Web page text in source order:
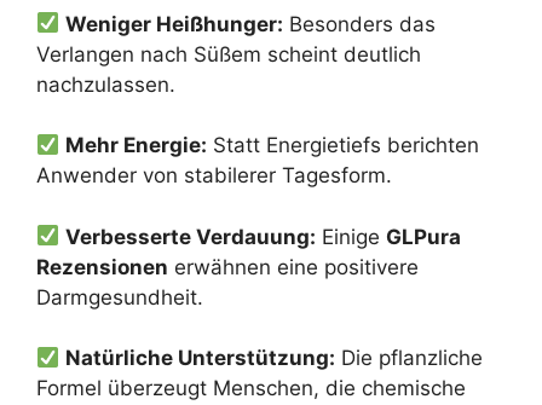
Weniger Heißhunger: Besonders das
Verlangen nach Süßem scheint deutlich
nachzulassen.
Mehr Energie: Statt Energietiefs berichten
Anwender von stabilerer Tagesform.
Verbesserte Verdauung: Einige GLPura
Rezensionen erwähnen eine positivere
Darmgesundheit.
Natürliche Unterstützung: Die pflanzliche
Formel überzeugt Menschen, die chemische